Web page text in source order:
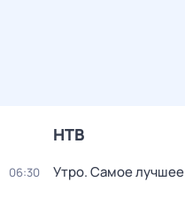
НТВ
06:30 Утро. Самое лучшее